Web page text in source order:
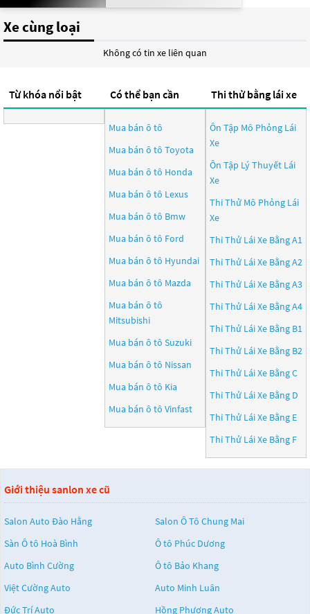
Xe cùng loại
Không có tin xe liên quan
Từ khóa nổi bật Có thể bạn cần
Mua bán ô tô
Mua bán ô tô Toyota
Mua bán ô tô Honda
Mua bán ô tô Lexus
Mua bán ô tô Bmw
Mua bán ô tô Ford
Mua bán ô tô Hyundai
Mua bán ô tô Mazda
Mua bán ô tô
Mitsubishi
Mua bán ô tô Suzuki
Mua bán ô tô Nissan
Mua bán ô tô Kia
Mua bán ô tô Vinfast
Thi thử bằng lái xe
Ôn Tập Mô Phỏng Lái
Xe
Ôn Tập Lý Thuyết Lái
Xe
Thi Thử Mô Phỏng Lái
Xe
Thi Thử Lái Xe Bằng A1
Thi Thử Lái Xe Bằng A2
Thi Thử Lái Xe Bằng A3
Thi Thử Lái Xe Bằng A4
Thi Thử Lái Xe Bằng B1
Thi Thử Lái Xe Bằng B2
Thi Thử Lái Xe Bằng C
Thi Thử Lái Xe Bằng D
Thi Thử Lái Xe Bằng E
Thi Thử Lái Xe Bằng F
Giới thiệu sanlon xe cũ
Salon Auto Đào Hằng
Salon Ô Tô Chung Mai
Sàn Ô tô Hoà Bình
Ô tô Phúc Dương
Auto Bình Cường
Ô tô Bảo Khang
Việt Cường Auto
Auto Minh Luân
Đức Trí Auto
Hồng Phương Auto